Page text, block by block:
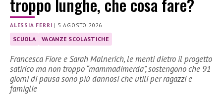
ALESSIA FERRI | 5 AGOSTO 2026
SCUOLA VACANZE SCOLASTICHE
Francesca Fiore e Sarah Malnerich, le menti dietro il progetto
satirico ma non troppo “mammadimerda”, sostengono che 91
giorni di pausa sono più dannosi che utili per ragazzi e
famiglie